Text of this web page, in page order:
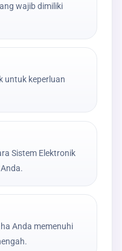
wajib dimiliki
untuk keperluan
Sistem Elektronik
Anda memenuhi